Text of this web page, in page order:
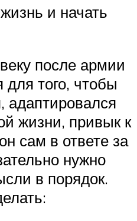
и начать
после армии
того, чтобы
адаптировался
жизни, привык к
сам в ответе за
нужно
в порядок.